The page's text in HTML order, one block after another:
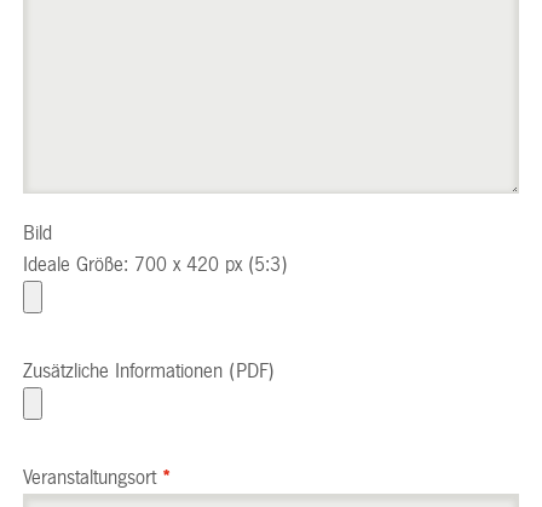
Bild
Ideale Größe: 700 x 420 px (5:3)
Zusätzliche Informationen (PDF)
Veranstaltungsort *